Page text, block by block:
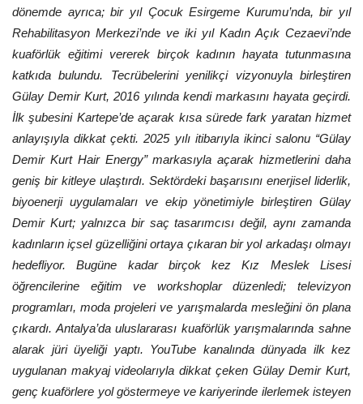
dönemde ayrıca; bir yıl Çocuk Esirgeme Kurumu’nda, bir yıl
Rehabilitasyon Merkezi’nde ve iki yıl Kadın Açık Cezaevi’nde
kuaförlük eğitimi vererek birçok kadının hayata tutunmasına
katkıda bulundu. Tecrübelerini yenilikçi vizyonuyla birleştiren
Gülay Demir Kurt, 2016 yılında kendi markasını hayata geçirdi.
İlk şubesini Kartepe’de açarak kısa sürede fark yaratan hizmet
anlayışıyla dikkat çekti. 2025 yılı itibarıyla ikinci salonu “Gülay
Demir Kurt Hair Energy” markasıyla açarak hizmetlerini daha
geniş bir kitleye ulaştırdı. Sektördeki başarısını enerjisel liderlik,
biyoenerji uygulamaları ve ekip yönetimiyle birleştiren Gülay
Demir Kurt; yalnızca bir saç tasarımcısı değil, aynı zamanda
kadınların içsel güzelliğini ortaya çıkaran bir yol arkadaşı olmayı
hedefliyor. Bugüne kadar birçok kez Kız Meslek Lisesi
öğrencilerine eğitim ve workshoplar düzenledi; televizyon
programları, moda projeleri ve yarışmalarda mesleğini ön plana
çıkardı. Antalya’da uluslararası kuaförlük yarışmalarında sahne
alarak jüri üyeliği yaptı. YouTube kanalında dünyada ilk kez
uygulanan makyaj videolarıyla dikkat çeken Gülay Demir Kurt,
genç kuaförlere yol göstermeye ve kariyerinde ilerlemek isteyen